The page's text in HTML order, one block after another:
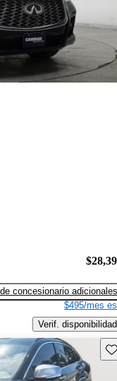
concesionario adicionales
$495/mes
Verif. disponibilidad